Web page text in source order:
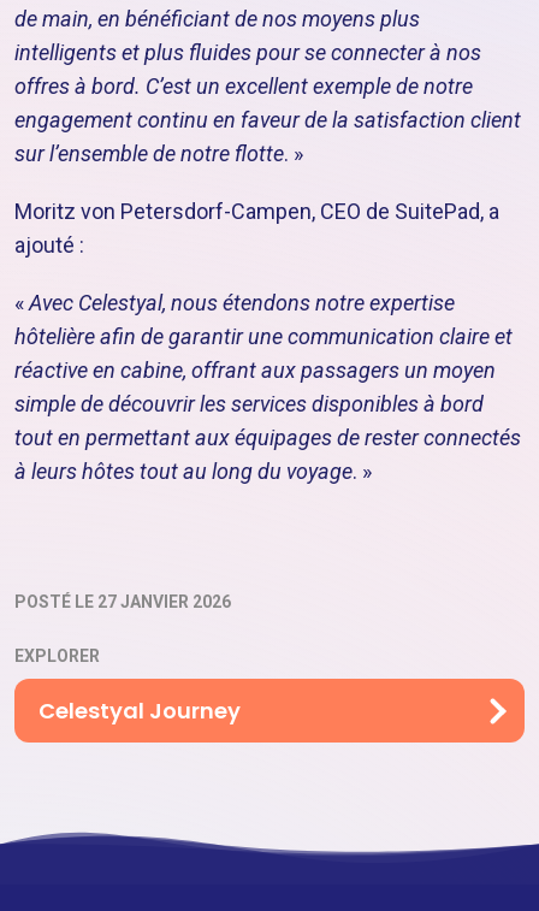
de main, en bénéficiant de nos moyens plus
intelligents et plus fluides pour se connecter à nos
offres à bord. C’est un excellent exemple de notre
engagement continu en faveur de la satisfaction client
sur l’ensemble de notre flotte. »
Moritz von Petersdorf-Campen, CEO de SuitePad, a
ajouté :
«Avec Celestyal, nous étendons notre expertise
hôtelière afin de garantir une communication claire et
réactive en cabine, offrant aux passagers un moyen
simple de découvrir les services disponibles à bord
tout en permettant aux équipages de rester connectés
à leurs hôtes tout au long du voyage. »
POSTÉ LE 27 JANVIER 2026
EXPLORER
Celestyal Journey